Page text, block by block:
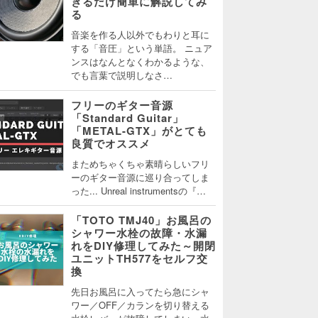
る
音楽を作る人以外でもわりと耳に
する「音圧」という単語。 ニュア
ンスはなんとなくわかるような、
でも言葉で説明しなさ…
フリーのギター音源
「Standard Guitar」
「METAL-GTX」がとても
良質でオススメ
まためちゃくちゃ素晴らしいフリ
ーのギター音源に巡り合ってしま
った... Unreal instrumentsの『…
「TOTO TMJ40」お風呂の
シャワー水栓の故障・水漏
れをDIY修理してみた～開閉
ユニットTH577をセルフ交
換
先日お風呂に入ってたら急にシャ
ワー／OFF／カランを切り替える